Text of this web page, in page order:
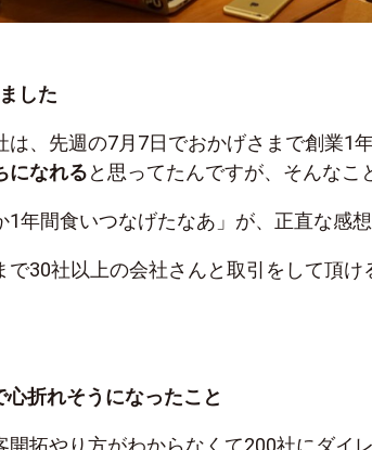
した
は、先週の7月7日でおかげさまで創業1
になれると思ってたんですが、そんなこ
1年間食いつなげたなあ」が、正直な感想
で30社以上の会社さんと取引をして頂け
折れそうになったこと
開拓やり方がわからなくて200社にダイ